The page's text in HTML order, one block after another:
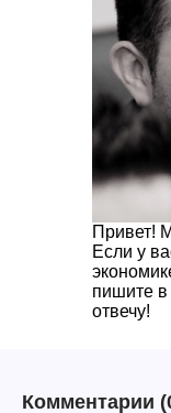
Привет!
Если у
пишите
отвечу!
Комментарии